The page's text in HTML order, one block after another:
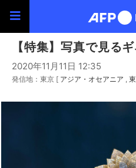
【特集】写真で見る
2020年11月11日 12:35
発信地：東京 [ アジア・オセアニア